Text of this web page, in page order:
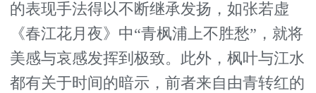
的表现手法得以不断继承发扬，如张若虚
《春江花月夜》中“青枫浦上不胜愁”，就将
美感与哀感发挥到极致。此外，枫叶与江水
都有关于时间的暗示，前者来自由青转红的